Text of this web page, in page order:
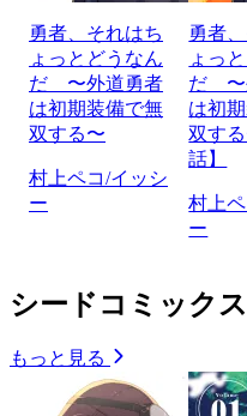
勇者、それはち
ょっとどうなん
だ 〜外道勇者
は初期装備で無
双する〜
村上ペコ/イッシ
ー
勇者
ょっ
だ 〜
は初
双す
話】
村上
ー
シードコミック
もっと見る